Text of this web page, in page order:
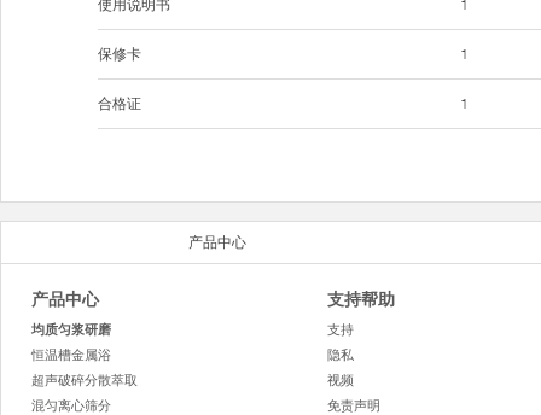
使用说明书
保修卡
合格证
1
1
1
产品中心
产品中心
均质匀浆研磨
恒温槽金属浴
超声破碎分散萃取
混匀离心筛分
支持帮助
支持
隐私
视频
免责声明